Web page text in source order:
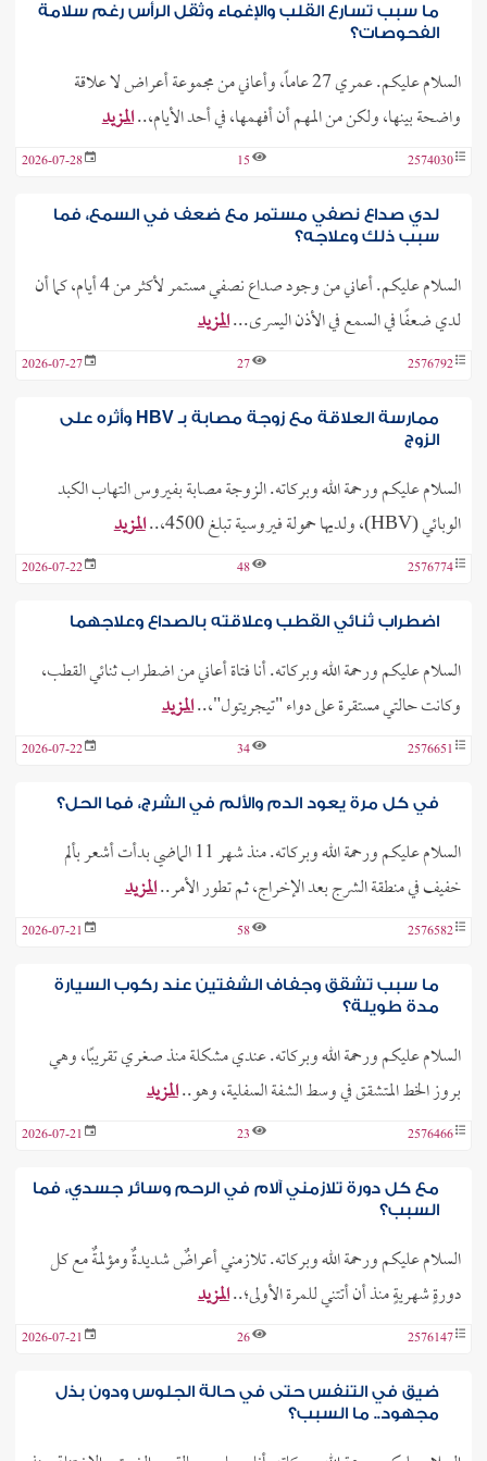
ما سبب تسارع القلب والإغماء وثقل الرأس رغم سلامة
الفحوصات؟
السلام عليكم. عمري 27 عاماً، وأعاني من مجموعة أعراض لا علاقة
واضحة بينها، ولكن من المهم أن أفهمها، في أحد الأيام،..المزيد
2574030
15
2026-07-28
لدي صداع نصفي مستمر مع ضعف في السمع، فما
سبب ذلك وعلاجه؟
السلام عليكم. أعاني من وجود صداع نصفي مستمر لأكثر من 4 أيام، كما أن
لدي ضعفًا في السمع في الأذن اليسرى...المزيد
2576792
27
2026-07-27
ممارسة العلاقة مع زوجة مصابة بـ HBV وأثره على
الزوج
السلام عليكم ورحمة الله وبركاته. الزوجة مصابة بفيروس التهاب الكبد
الوبائي (HBV)، ولديها حمولة فيروسية تبلغ 4500،..
المزيد
2576774
48
2026-07-22
اضطراب ثنائي القطب وعلاقته بالصداع وعلاجهما
السلام عليكم ورحمة الله وبركاته. أنا فتاة أعاني من اضطراب ثنائي القطب،
وكانت حالتي مستقرة على دواء "تيجريتول"،..المزيد
2576651
34
2026-07-22
في كل مرة يعود الدم والألم في الشرج، فما الحل؟
السلام عليكم ورحمة الله وبركاته. منذ شهر 11 الماضي بدأت أشعر بألم
خفيف في منطقة الشرج بعد الإخراج، ثم تطور الأمر..المزيد
2576582
58
2026-07-21
ما سبب تشقق وجفاف الشفتين عند ركوب السيارة
مدة طويلة؟
السلام عليكم ورحمة الله وبركاته. عندي مشكلة منذ صغري تقريبًا، وهي
بروز الخط المتشقق في وسط الشفة السفلية، وهو..المزيد
2576466
23
2026-07-21
مع كل دورة تلازمني آلام في الرحم وسائر جسدي، فما
السبب؟
السلام عليكم ورحمة الله وبركاته. تلازمني أعراضٌ شديدةٌ ومؤلمةٌ مع كل
دورةٍ شهريةٍ منذ أن أتتني للمرة الأولى؛..المزيد
2576147
26
2026-07-21
ضيق في التنفس حتى في حالة الجلوس ودون بذل
مجهود.. ما السبب؟